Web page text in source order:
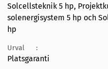
Solcellsteknik 5 hp,
solenergisystem 5 hp och
hp
Urval :
Platsgaranti